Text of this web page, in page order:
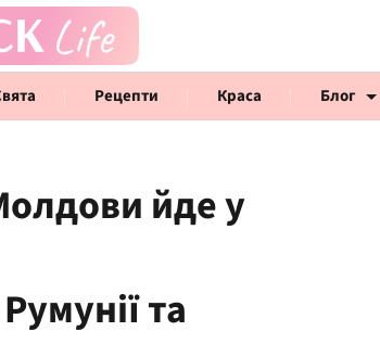
Рецепти Краса Блог
йде у
та